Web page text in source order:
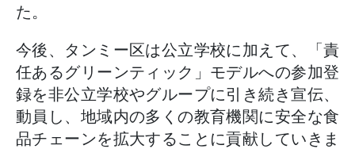
た。
今後、タンミー区は公立学校に加えて、「責
任あるグリーンティック」モデルへの参加登
録を非公立学校やグループに引き続き宣伝、
動員し、地域内の多くの教育機関に安全な食
品チェーンを拡大することに貢献していきま